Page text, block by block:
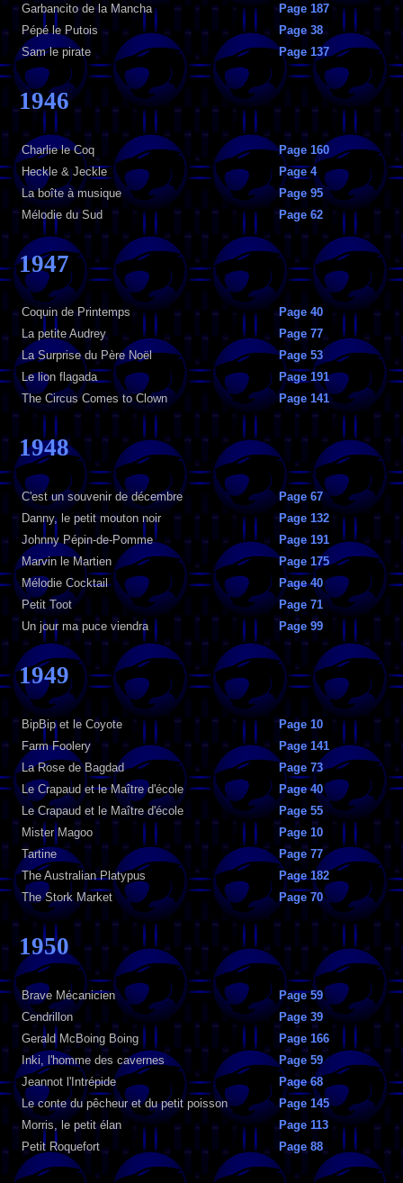
Garbancito de la Mancha
Page 187
Pépé le Putois
Page 38
Sam le pirate
Page 137
1946
Charlie le Coq
Page 160
Heckle & Jeckle
Page 4
La boîte à musique
Page 95
Mélodie du Sud
Page 62
1947
Coquin de Printemps
Page 40
La petite Audrey
Page 77
La Surprise du Père Noël
Page 53
Le lion flagada
Page 191
The Circus Comes to Clown
Page 141
1948
C'est un souvenir de décembre
Page 67
Danny, le petit mouton noir
Page 132
Johnny Pépin-de-Pomme
Page 191
Marvin le Martien
Page 175
Mélodie Cocktail
Page 40
Petit Toot
Page 71
Un jour ma puce viendra
Page 99
1949
BipBip et le Coyote
Page 10
Farm Foolery
Page 141
La Rose de Bagdad
Page 73
Le Crapaud et le Maître d'école
Page 40
Le Crapaud et le Maître d'école
Page 55
Mister Magoo
Page 10
Tartine
Page 77
The Australian Platypus
Page 182
The Stork Market
Page 70
1950
Brave Mécanicien
Page 59
Cendrillon
Page 39
Gerald McBoing Boing
Page 166
Inki, l'homme des cavernes
Page 59
Jeannot l'Intrépide
Page 68
Le conte du pêcheur et du petit poisson
Page 145
Morris, le petit élan
Page 113
Petit Roquefort
Page 88